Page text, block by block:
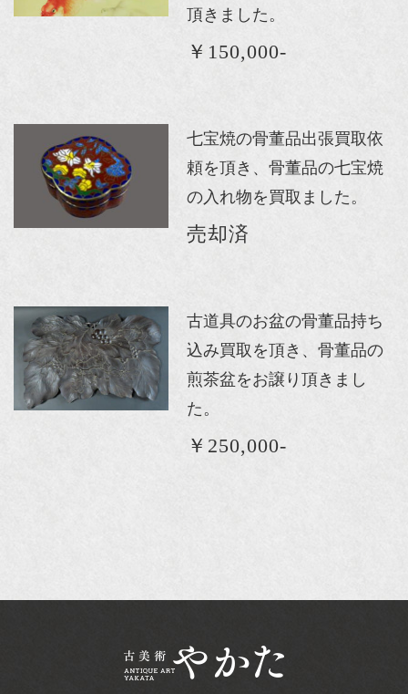
頂きました。
￥150,000-
七宝焼の骨董品出張買取依
頼を頂き、骨董品の七宝焼
の入れ物を買取ました。
売却済
古道具のお盆の骨董品持ち
込み買取を頂き、骨董品の
煎茶盆をお譲り頂きまし
た。
￥250,000-